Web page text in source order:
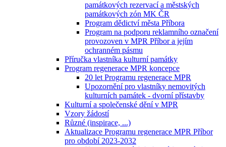
památkových rezervací a městských
památkových zón MK ČR
Program dědictví města Příbora
Program na podporu reklamního označení
provozoven v MPR Příbor a jejím
ochranném pásmu
Příručka vlastníka kulturní památky
Program regenerace MPR koncepce
20 let Programu regenerace MPR
Upozornění pro vlastníky nemovitých
kulturních památek - dvorní přístavby
Kulturní a společenské dění v MPR
Vzory žádostí
Různé (inspirace, ...)
Aktualizace Programu regenerace MPR Příbor
pro období 2023-2032